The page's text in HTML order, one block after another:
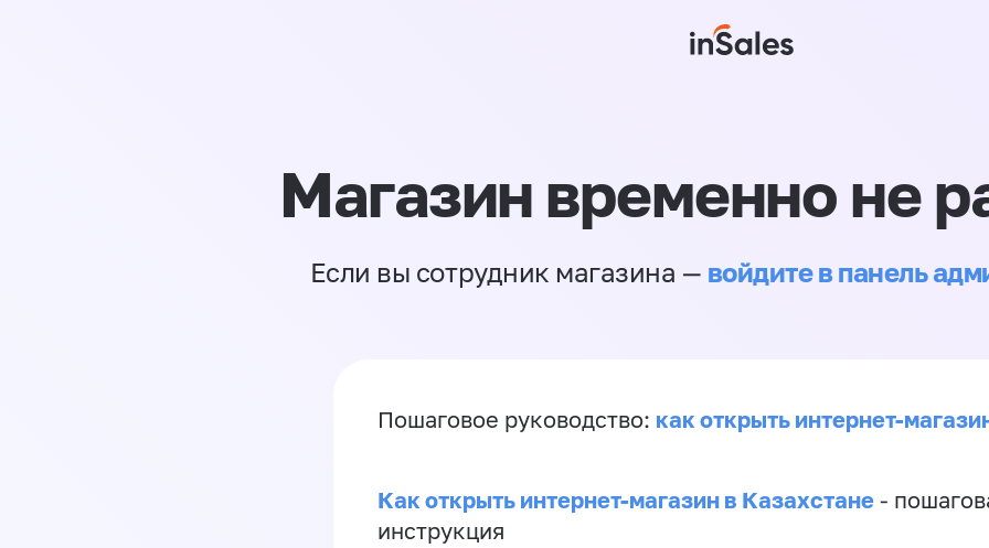
Магазин временно не
Если вы сотрудник магазина — войдите в панель
Пошаговое руководство: как открыть интернет-
Как открыть интернет-магазин в Казахстане -
инструкция